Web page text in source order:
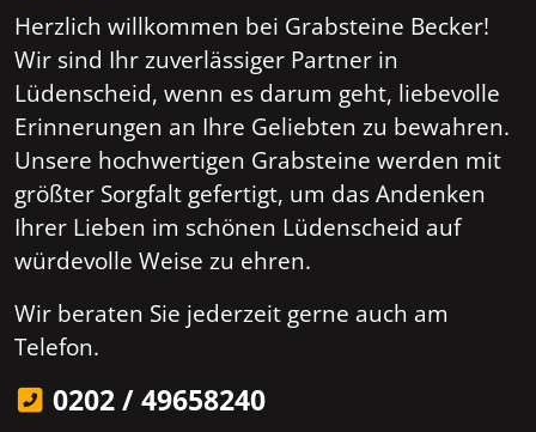
Herzlich willkommen bei Grabsteine Becker!
Wir sind Ihr zuverlässiger Partner in
Lüdenscheid, wenn es darum geht, liebevolle
Erinnerungen an Ihre Geliebten zu bewahren.
Unsere hochwertigen Grabsteine werden mit
größter Sorgfalt gefertigt, um das Andenken
Ihrer Lieben im schönen Lüdenscheid auf
würdevolle Weise zu ehren.
Wir beraten Sie jederzeit gerne auch am
Telefon.
0202 / 49658240